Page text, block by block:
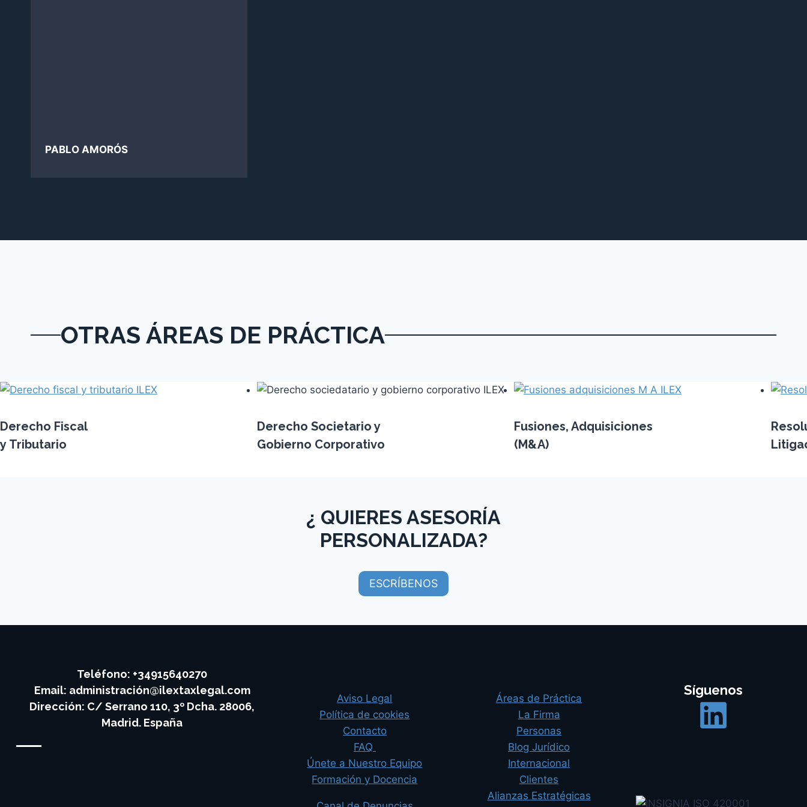
PABLO AMORÓS
OTRAS ÁREAS DE PRÁCTICA​
Derecho Fiscal
y Tributario
Derecho Societario y
Gobierno Corporativo
Fusiones, Adquisiciones
(M&A)
¿ QUIERES ASESORÍA
PERSONALIZADA?​
ESCRÍBENOS
Teléfono: +34915640270
Email: administración@ilextaxlegal.com
Dirección: C/ Serrano 110, 3º Dcha. 28006,
Madrid. España
Aviso Legal
Política de cookies
Contacto
FAQ
Únete a Nuestro Equipo
Formación y Docencia
Áreas de Práctica
La Firma
Personas
Blog Jurídico
Internacional
Clientes
Alianzas Estratégicas
Síguenos